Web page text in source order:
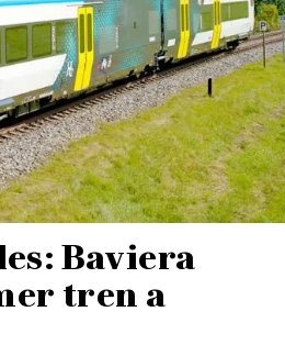
Baviera
tren a